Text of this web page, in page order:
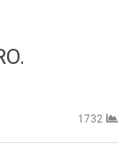
1732